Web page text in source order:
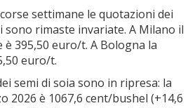
settimane le quotazioni dei
sono rimaste invariate. A Milano il
395,50 euro/t. A Bologna la
euro/t.
semi di soia sono in ripresa: la
2026 è 1067,6 cent/bushel (+14,6